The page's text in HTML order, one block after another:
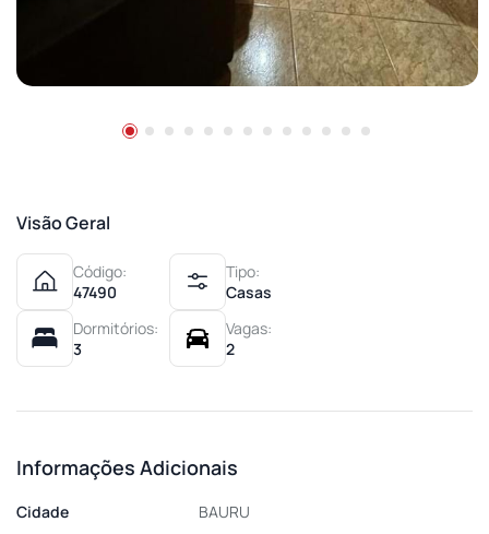
Visão Geral
Código:
47490
Tipo:
Casas
Dormitórios:
3
Vagas:
2
Informações Adicionais
Cidade
BAURU